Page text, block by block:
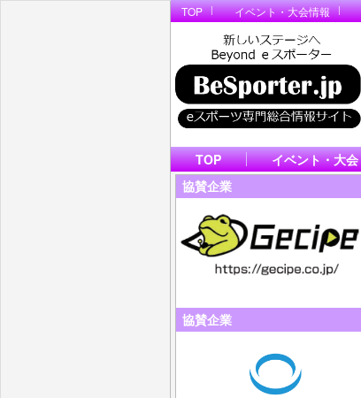
TOP イベント・大会情報
TOP イベント・大会
協賛企業
協賛企業